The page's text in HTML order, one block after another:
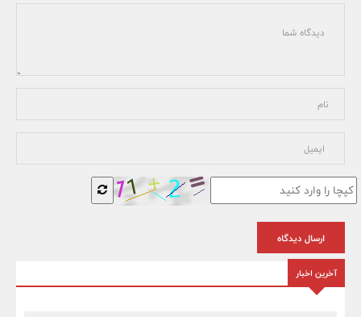
ارسال دیدگاه
آخرین اخبار